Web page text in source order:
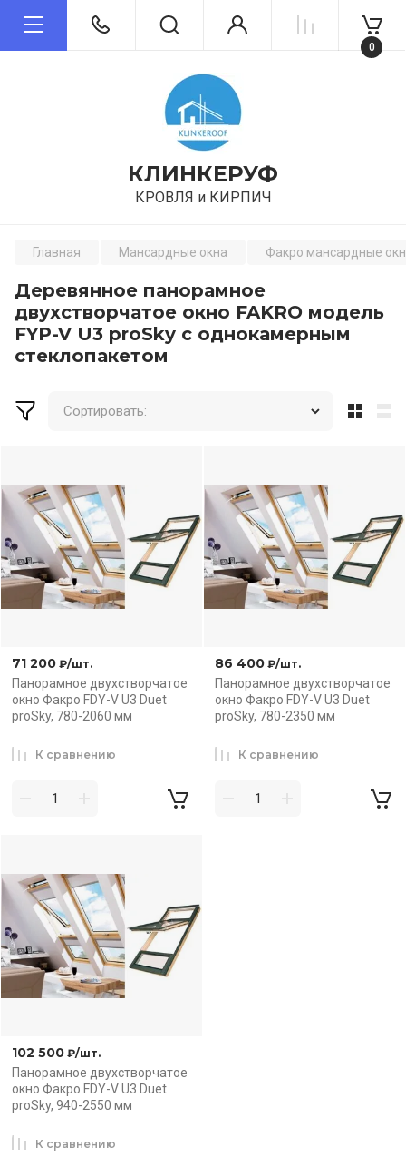
КЛИНКЕРУФ
КРОВЛЯ и КИРПИЧ
0
Главная Мансардные окна Факро мансардные
Деревянное панорамное
двухстворчатое окно FAKRO модель
FYP-V U3 proSky с однокамерным
стеклопакетом
Сортировать:
71 200 ₽/шт.
Панорамное двухстворчатое
окно Факро FDY-V U3 Duet
proSky, 780-2060 мм
К сравнению
86 400 ₽/шт.
Панорамное двухстворчатое
окно Факро FDY-V U3 Duet
proSky, 780-2350 мм
К сравнению
102 500 ₽/шт.
Панорамное двухстворчатое
окно Факро FDY-V U3 Duet
proSky, 940-2550 мм
К сравнению